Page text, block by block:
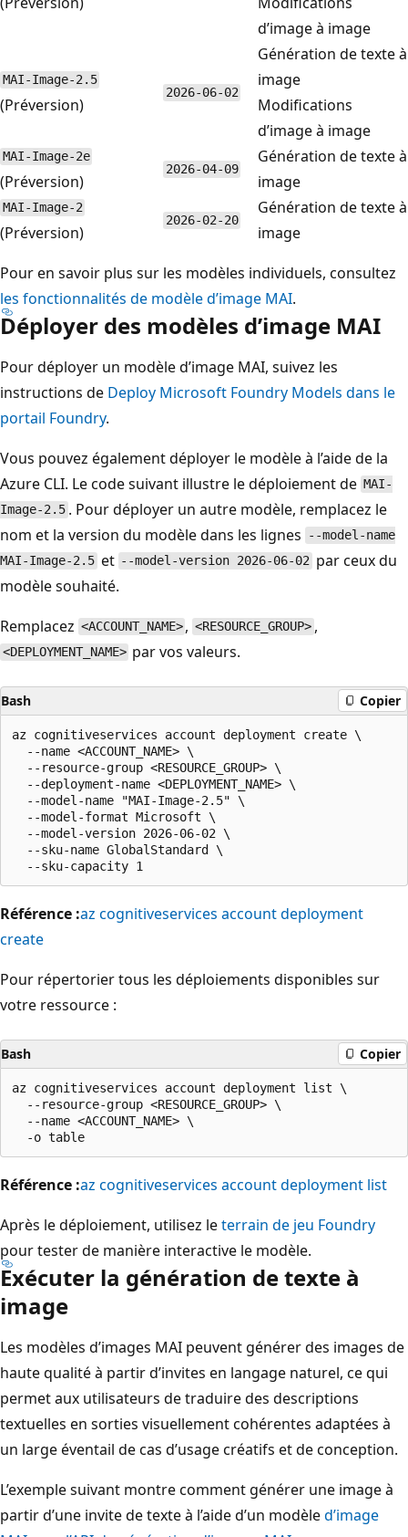
d’image à image
MAI-Image-2.5
(Préversion)
2026-06-02
Génération de texte à
image
Modifications
d’image à image
MAI-Image-2e
(Préversion)
2026-04-09
Génération de texte à
image
MAI-Image-2
(Préversion)
2026-02-20
Génération de texte à
image
Pour en savoir plus sur les modèles individuels, consultez
les fonctionnalités de modèle d’image MAI.
Déployer des modèles d’image MAI
Pour déployer un modèle d’image MAI, suivez les
instructions de Deploy Microsoft Foundry Models dans le
portail Foundry.
Vous pouvez également déployer le modèle à l’aide de la
Azure CLI. Le code suivant illustre le déploiement de MAI-
Image-2.5 . Pour déployer un autre modèle, remplacez le
nom et la version du modèle dans les lignes
--model-name
MAI-Image-2.5 et --model-version 2026-06-02 par ceux du
modèle souhaité.
Remplacez <ACCOUNT_NAME> , <RESOURCE_GROUP> ,
<DEPLOYMENT_NAME> par vos valeurs.
Bash Copier
az cognitiveservices account deployment create \
  --name <ACCOUNT_NAME> \
  --resource-group <RESOURCE_GROUP> \
  --deployment-name <DEPLOYMENT_NAME> \
  --model-name "MAI-Image-2.5" \
  --model-format Microsoft \
  --model-version 2026-06-02 \
  --sku-name GlobalStandard \
Référence :az cognitiveservices account deployment
create
Pour répertorier tous les déploiements disponibles sur
votre ressource :
Bash Copier
az cognitiveservices account deployment list \
  --resource-group <RESOURCE_GROUP> \
  --name <ACCOUNT_NAME> \
Référence :az cognitiveservices account deployment list
Après le déploiement, utilisez leterrain de jeu Foundry
pour tester de manière interactive le modèle.
Exécuter la génération de texte à
image
Les modèles d’images MAI peuvent générer des images de
haute qualité à partir d’invites en langage naturel, ce qui
permet aux utilisateurs de traduire des descriptions
textuelles en sorties visuellement cohérentes adaptées à
un large éventail de cas d’usage créatifs et de conception.
L’exemple suivant montre comment générer une image à
partir d’une invite de texte à l’aide d’un modèled’image